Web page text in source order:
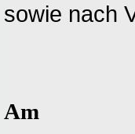
sowie nach
Am